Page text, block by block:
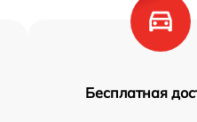
Бесплатная